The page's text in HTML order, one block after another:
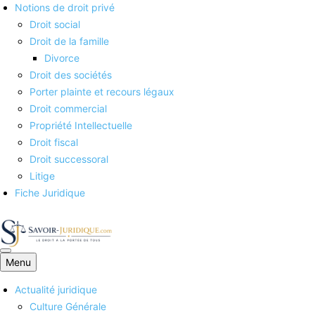
Notions de droit privé
Droit social
Droit de la famille
Divorce
Droit des sociétés
Porter plainte et recours légaux
Droit commercial
Propriété Intellectuelle
Droit fiscal
Droit successoral
Litige
Fiche Juridique
Savoirs juridiques
Menu
Actualité juridique
Culture Générale